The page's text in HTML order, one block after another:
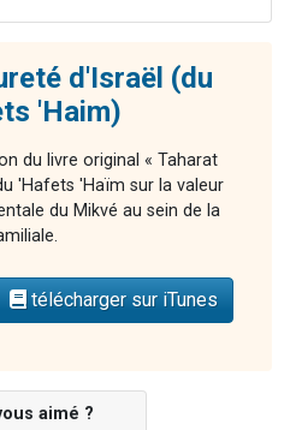
d'Israël (du
'Haim)
du livre original « Taharat
'Hafets 'Haïm sur la valeur
du Mikvé au sein de la
télécharger sur iTunes
aimé ?